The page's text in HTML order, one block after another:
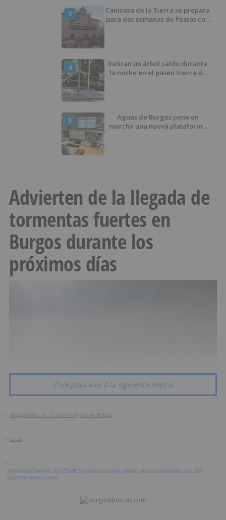
3
Canicosa de la Sierra se prepara
para dos semanas de fiestas con
4
Retiran un árbol caído durante
la noche en el paseo Sierra de
5
Aguas de Burgos pone en
marcha una nueva plataforma
Advierten de la llegada de
tormentas fuertes en
Burgos durante los
próximos días
Click para leer a la siguiente noticia
> BurgosNoticias - El diario digital de Burgos
> Local
>
Actualidad Burgos: El 67% de las personas que regalan planes culturales por San
Valentín son mujeres